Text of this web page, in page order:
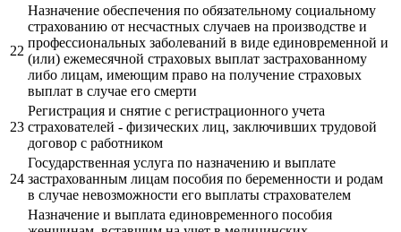
22
Назначение обеспечения по обязательному социальному
страхованию от несчастных случаев на производстве и
профессиональных заболеваний в виде единовременной и
(или) ежемесячной страховых выплат застрахованному
либо лицам, имеющим право на получение страховых
выплат в случае его смерти
23
Регистрация и снятие с регистрационного учета
страхователей - физических лиц, заключивших трудовой
договор с работником
24
Государственная услуга по назначению и выплате
застрахованным лицам пособия по беременности и родам
в случае невозможности его выплаты страхователем
Назначение и выплата единовременного пособия